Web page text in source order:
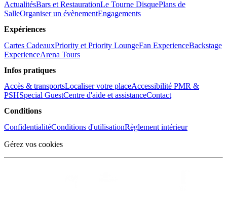
ActualitésBars et RestaurationLe Tourne DisquePlans de
SalleOrganiser un évènementEngagements
Expériences
Cartes CadeauxPriority et Priority LoungeFan ExperienceBackstage
ExperienceArena Tours
Infos pratiques
Accès & transportsLocaliser votre placeAccessibilité PMR &
PSHSpecial GuestCentre d'aide et assistanceContact
Conditions
ConfidentialitéConditions d'utilisationRèglement intérieur
Gérez vos cookies